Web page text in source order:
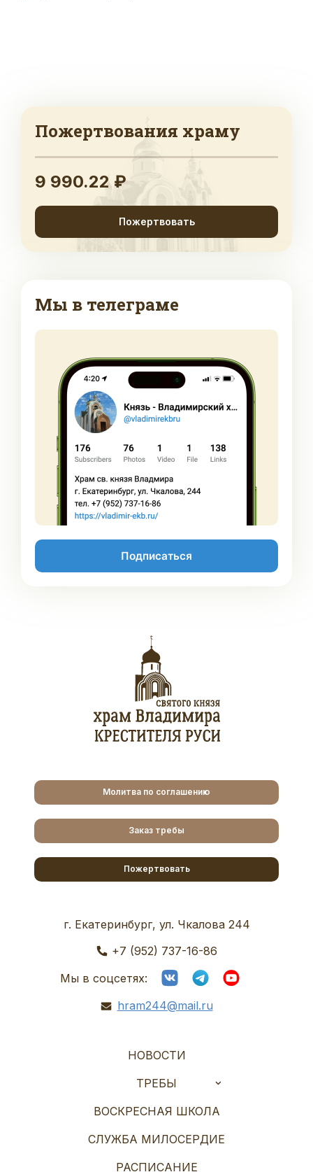
Пожертвования храму
9 990.22 ₽
Пожертвовать
Мы в телеграме
Подписаться
Молитва по соглашению
Заказ требы
Пожертвовать
г. Екатеринбург, ул. Чкалова 244
+7 (952) 737-16-86
Мы в соцсетях:
hram244@mail.ru
НОВОСТИ
ТРЕБЫ
ВОСКРЕСНАЯ ШКОЛА
СЛУЖБА МИЛОСЕРДИЕ
РАСПИСАНИЕ